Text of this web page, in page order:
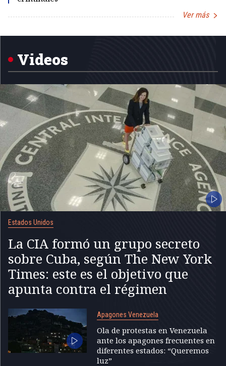
Ver más
Videos
Estados Unidos
La CIA formó un grupo secreto
sobre Cuba, según The New York
Times: este es el objetivo que
apunta contra el régimen
Apagones Venezuela
Ola de protestas en Venezuela
ante los apagones frecuentes en
diferentes estados: “Queremos
luz”